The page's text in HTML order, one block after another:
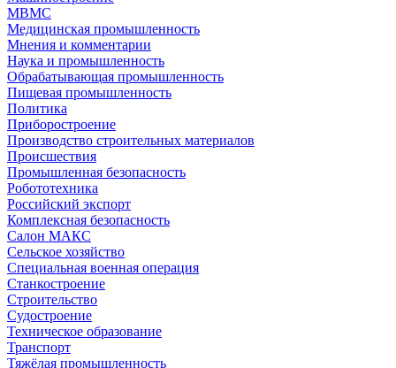
МВМС
Медицинская промышленность
Мнения и комментарии
Наука и промышленность
Обрабатывающая промышленность
Пищевая промышленность
Политика
Приборостроение
Производство строительных материалов
Происшествия
Промышленная безопасность
Робототехника
Российский экспорт
Комплексная безопасность
Салон МАКС
Сельское хозяйство
Специальная военная операция
Станкостроение
Строительство
Судостроение
Техническое образование
Транспорт
Тяжёлая промышленность